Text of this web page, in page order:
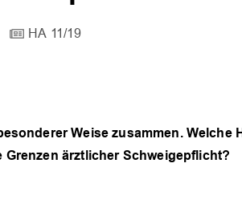
HA 11/19
Weise zusammen.
ärztlicher Schweigepflicht?